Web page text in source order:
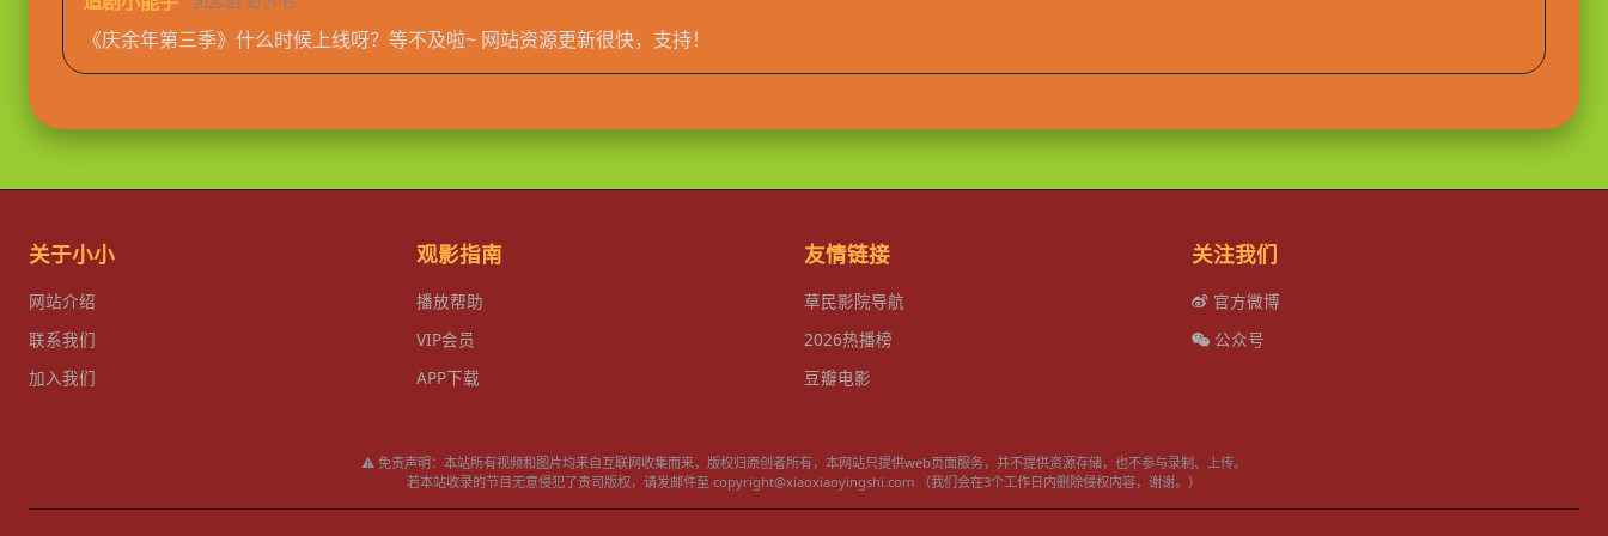
《庆余年第三季》什么时候上线呀？等不及啦~ 网站资源更新很快，支持！
关于小小
网站介绍
联系我们
加入我们
观影指南
播放帮助
VIP会员
APP下载
友情链接
草民影院导航
2026热播榜
豆瓣电影
关注我们
官方微博
公众号
⚠️ 免责声明：本站所有视频和图片均来自互联网收集而来，版权归原创者所有，本网站只提供web页面服务，并不提供资源存储，也不参与录制、上传。
若本站收录的节目无意侵犯了贵司版权，请发邮件至 copyright@xiaoxiaoyingshi.com （我们会在3个工作日内删除侵权内容，谢谢。）